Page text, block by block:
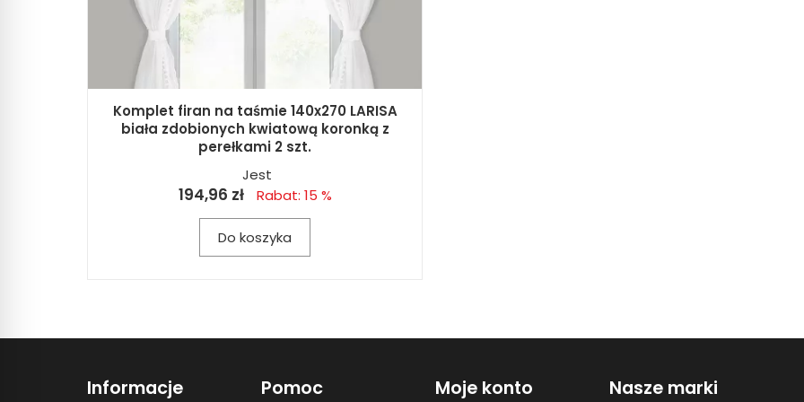
Komplet firan na taśmie 140x270 LARISA
biała zdobionych kwiatową koronką z
perełkami 2 szt.
Jest
194,96 zł Rabat: 15 %
Do koszyka
Informacje Pomoc Moje konto Nasze marki